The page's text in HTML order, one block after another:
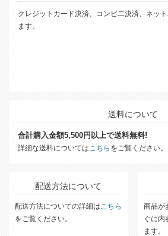
クレジットカード決済、コンビ二決済、ネッ
ます。
送料について
合計購入金額5,500円以上で送料無料!
詳細な送料については こちら をご覧ください。
配送方法について
配送方法についての詳細は こちら
をご覧ください。
商品が
ぐに内
ます。